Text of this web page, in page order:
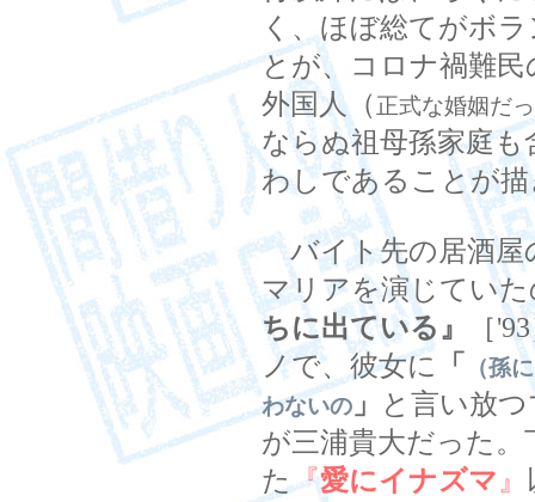
く、ほぼ総てがボ
とが、コロナ禍難
外国人（ 正式な婚姻だ
ならぬ祖母孫家庭
わしであることが
バイト先の居酒屋
マリアを演じてい
ちに出ている』
［
ノで、彼女に
「
（孫
わないの 」
と言い放
が三浦貴大だった
た『愛にイナズマ 』